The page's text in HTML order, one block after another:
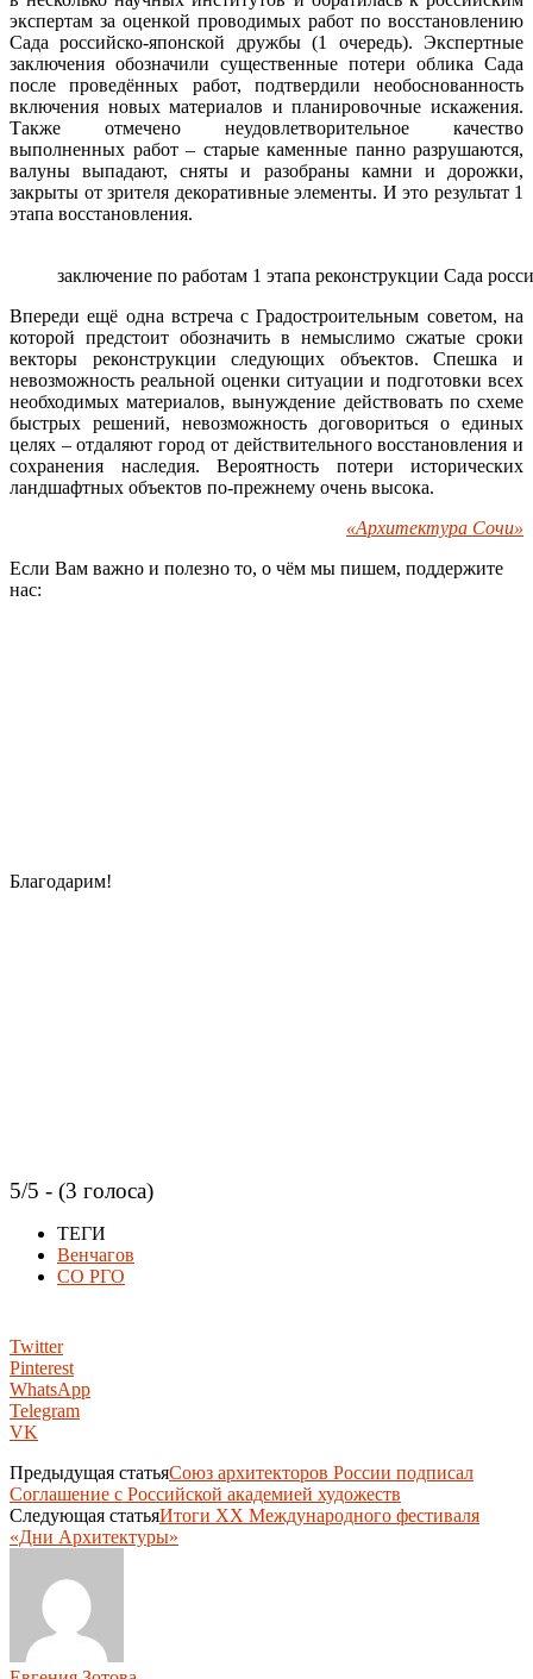
экспертам за оценкой проводимых работ по восстановлению
Сада российско-японской дружбы (1 очередь). Экспертные
заключения обозначили существенные потери облика Сада
после проведённых работ, подтвердили необоснованность
включения новых материалов и планировочные искажения.
Также отмечено неудовлетворительное качество
выполненных работ – старые каменные панно разрушаются,
валуны выпадают, сняты и разобраны камни и дорожки,
закрыты от зрителя декоративные элементы. И это результат 1
этапа восстановления.
заключение по работам 1 этапа реконструкции Сада
Впереди ещё одна встреча с Градостроительным советом, на
которой предстоит обозначить в немыслимо сжатые сроки
векторы реконструкции следующих объектов. Спешка и
невозможность реальной оценки ситуации и подготовки всех
необходимых материалов, вынуждение действовать по схеме
быстрых решений, невозможность договориться о единых
целях – отдаляют город от действительного восстановления и
сохранения наследия. Вероятность потери исторических
ландшафтных объектов по-прежнему очень высока.
«Архитектура Сочи»
Если Вам важно и полезно то, о чём мы пишем, поддержите
нас:
Благодарим!
5/5 - (3 голоса)
ТЕГИ
Венчагов
СО РГО
Twitter
Pinterest
WhatsApp
Telegram
VK
Предыдущая статьяСоюз архитекторов России подписал
Соглашение с Российской академией художеств
Следующая статьяИтоги XX Международного фестиваля
«Дни Архитектуры»